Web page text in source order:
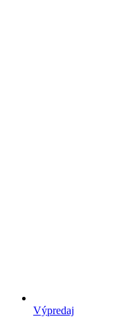
Výpredaj